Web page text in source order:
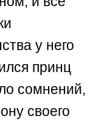
у него
принц
сомнений,
своего